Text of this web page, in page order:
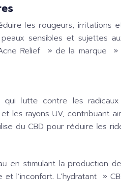
les rougeurs, irritations
sensibles et sujettes
Relief » de la marque »
qui lutte contre les
les rayons UV, contribuant
du CBD pour réduire les
en stimulant la
l’inconfort. L’hydratant »